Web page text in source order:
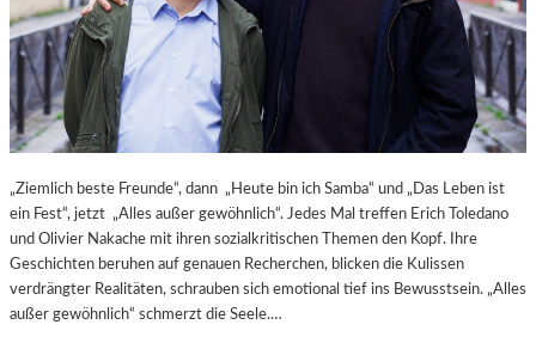
„Ziemlich beste Freunde“, dann „Heute bin ich Samba“ und „Das Leben ist
ein Fest“, jetzt „Alles außer gewöhnlich“. Jedes Mal treffen Erich Toledano
und Olivier Nakache mit ihren sozialkritischen Themen den Kopf. Ihre
Geschichten beruhen auf genauen Recherchen, blicken die Kulissen
verdrängter Realitäten, schrauben sich emotional tief ins Bewusstsein. „Alles
außer gewöhnlich“ schmerzt die Seele.…